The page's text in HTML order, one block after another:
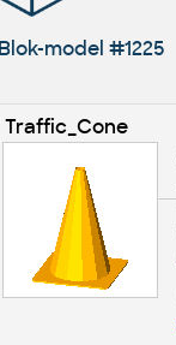
Blok-model #1225
Traffic_Cone